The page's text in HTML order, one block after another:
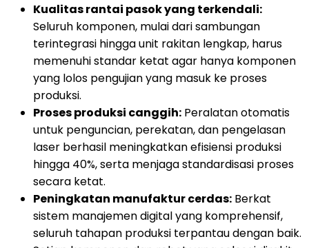
Kualitas rantai pasok yang terkendali:
Seluruh komponen, mulai dari sambungan
terintegrasi hingga unit rakitan lengkap, harus
memenuhi standar ketat agar hanya komponen
yang lolos pengujian yang masuk ke proses
produksi.
Proses produksi canggih: Peralatan otomatis
untuk penguncian, perekatan, dan pengelasan
laser berhasil meningkatkan efisiensi produksi
hingga 40%, serta menjaga standardisasi proses
secara ketat.
Peningkatan manufaktur cerdas: Berkat
sistem manajemen digital yang komprehensif,
seluruh tahapan produksi terpantau dengan baik.